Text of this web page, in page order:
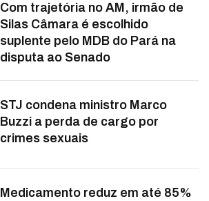
Com trajetória no AM, irmão de
Silas Câmara é escolhido
suplente pelo MDB do Pará na
disputa ao Senado
STJ condena ministro Marco
Buzzi a perda de cargo por
crimes sexuais
Medicamento reduz em até 85%